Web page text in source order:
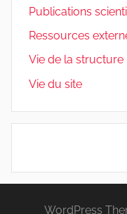
Publications
Ressources
Vie de la structure
Vie du site
WordPress